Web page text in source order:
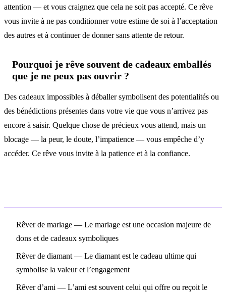
attention — et vous craignez que cela ne soit pas accepté. Ce rêve
vous invite à ne pas conditionner votre estime de soi à l’acceptation
des autres et à continuer de donner sans attente de retour.
Pourquoi je rêve souvent de cadeaux emballés
que je ne peux pas ouvrir ?
Des cadeaux impossibles à déballer symbolisent des potentialités ou
des bénédictions présentes dans votre vie que vous n’arrivez pas
encore à saisir. Quelque chose de précieux vous attend, mais un
blocage — la peur, le doute, l’impatience — vous empêche d’y
accéder. Ce rêve vous invite à la patience et à la confiance.
Rêver de mariage — Le mariage est une occasion majeure de
dons et de cadeaux symboliques
Rêver de diamant — Le diamant est le cadeau ultime qui
symbolise la valeur et l’engagement
Rêver d’ami — L’ami est souvent celui qui offre ou reçoit le